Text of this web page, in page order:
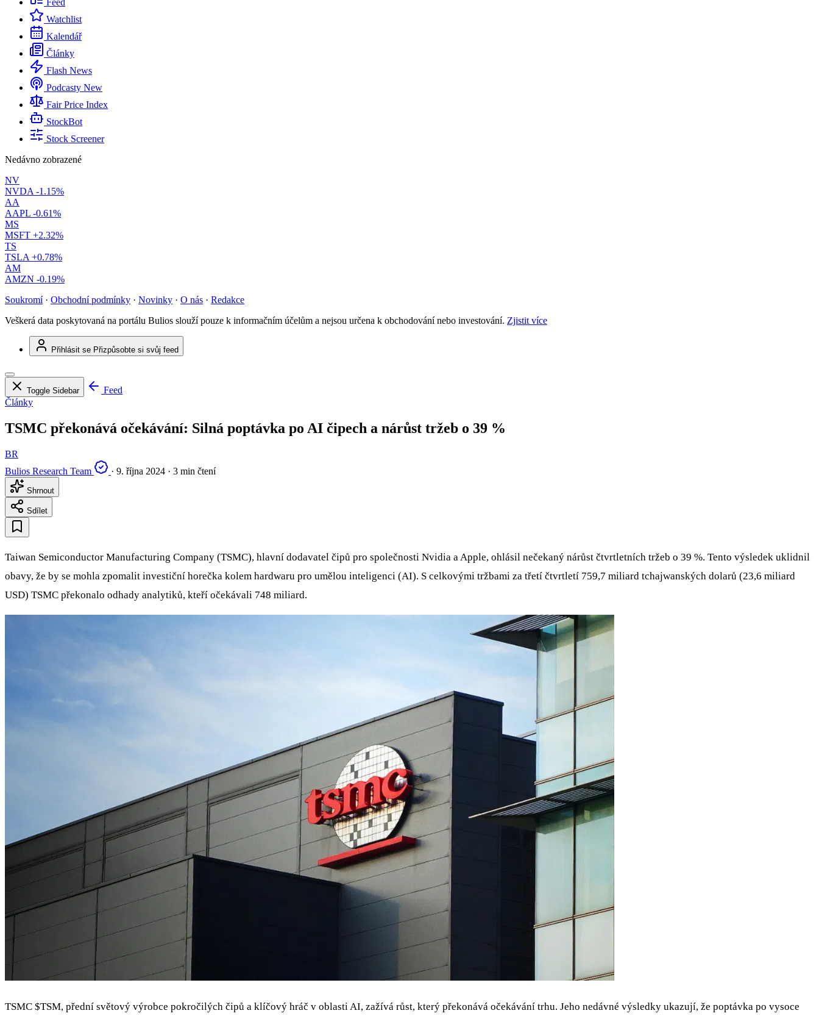
Feed
Watchlist
Kalendář
Články
Flash News
Podcasty New
Fair Price Index
StockBot
Stock Screener
Nedávno zobrazené
NV
NVDA -1.15%
AA
AAPL -0.61%
MS
MSFT +2.32%
TS
TSLA +0.78%
AM
AMZN -0.19%
Soukromí · Obchodní podmínky · Novinky · O nás · Redakce
Veškerá data poskytovaná na portálu Bulios slouží pouze k informačním účelům a nejsou určena k obchodování nebo investování. Zjistit více
Přihlásit se Přizpůsobte si svůj feed
Toggle Sidebar
Feed
Články
TSMC překonává očekávání: Silná poptávka po AI čipech a nárůst tržeb o 39 %
BR
Bulios Research Team
· 9. října 2024 · 3 min čtení
Shrnout
Sdílet
Taiwan Semiconductor Manufacturing Company (TSMC), hlavní dodavatel čipů pro společnosti Nvidia a Apple, ohlásil nečekaný nárůst čtvrtletních tržeb o 39 %. Tento výsledek uklidnil
obavy, že by se mohla zpomalit investiční horečka kolem hardwaru pro umělou inteligenci (AI). S celkovými tržbami za třetí čtvrtletí 759,7 miliard tchajwanských dolarů (23,6 miliard
USD) TSMC překonalo odhady analytiků, kteří očekávali 748 miliard.
TSMC $TSM, přední světový výrobce pokročilých čipů a klíčový hráč v oblasti AI, zažívá růst, který překonává očekávání trhu. Jeho nedávné výsledky ukazují, že poptávka po vysoce